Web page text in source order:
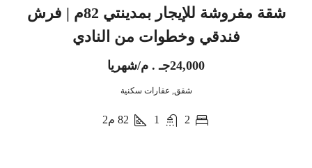
شقة مفروشة للإيجار بمدينتي 82م | فرش
فندقي وخطوات من النادي
24,000جـ . م/شهريا
شقق, عقارات سكنية
2
1
82 م2